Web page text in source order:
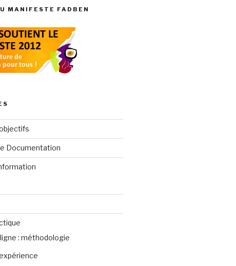
MANIFESTE FADBEN
Documentation
: méthodologie